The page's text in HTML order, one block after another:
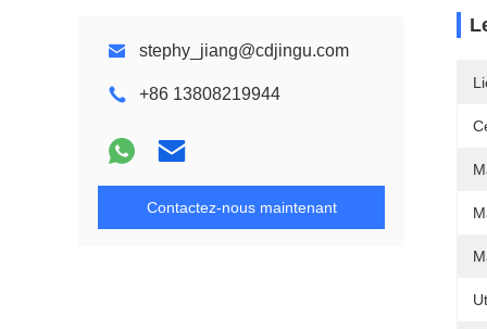
stephy_jiang@cdjingu.com
+86 13808219944
Contactez-nous maintenant